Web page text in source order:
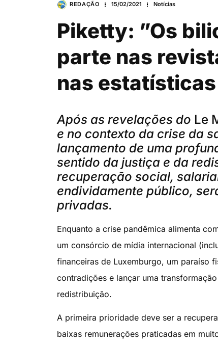
REDAÇÃO 15/02/2021 Notícias
Piketty: ”Os
parte nas
nas
Após as revelações do Le
e no contexto da crise da
lançamento de uma
sentido da justiça e da
recuperação social,
endividamente público,
privadas.
Enquanto a crise pandêmica alimenta
um consórcio de mídia internacional
financeiras de Luxemburgo, um paraíso
contradições e lançar uma
redistribuição.
A primeira prioridade deve ser a
baixas remunerações praticadas em